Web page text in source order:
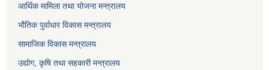
आर्थिक मामिला तथा योजना मन्त्रालय
भौतिक पुर्वाधार विकास मन्त्रालय
सामाजिक विकास मन्त्रालय
उद्योग, कृषि तथा सहकारी मन्त्रालय